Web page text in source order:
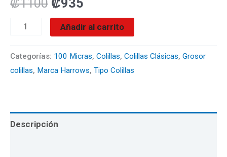
Añadir al carrito
Categorías: 100 Micras, Colillas, Colillas Clásicas, Grosor
colillas, Marca Harrows, Tipo Colillas
Descripción